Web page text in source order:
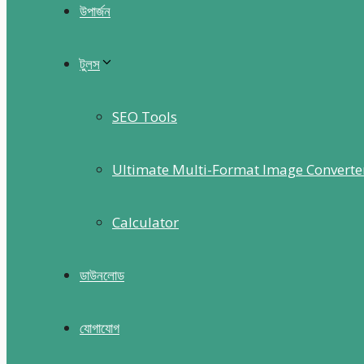
উপার্জন
টুলস
SEO Tools
Ultimate Multi-Format Image
Calculator
ডাউনলোড
যোগাযোগ